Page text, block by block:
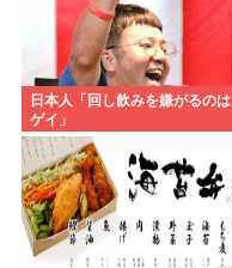
日本人「回し飲みを嫌がるのは
ゲイ」